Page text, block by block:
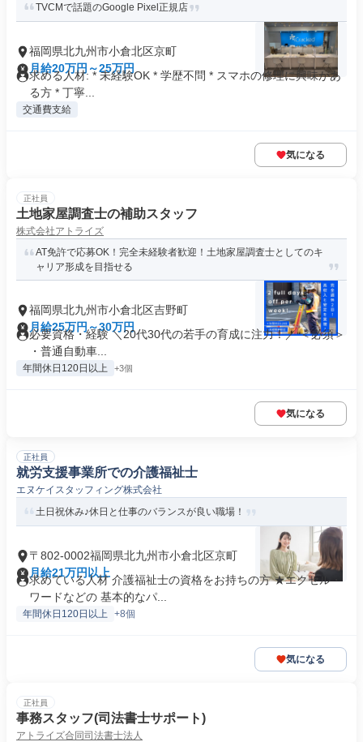
TVCMで話題のGoogle Pixel正規店
福岡県北九州市小倉北区京町
月給20万円～25万円
求める人材: * 未経験OK * 学歴不問 * スマホの修理に興味があ
る方 * 丁寧...
交通費支給
気になる
正社員
土地家屋調査士の補助スタッフ
株式会社アトライズ
AT免許で応募OK！完全未経験者歓迎！土地家屋調査士としてのキ
ャリア形成を目指せる
福岡県北九州市小倉北区吉野町
月給25万円～30万円
必要資格・経験 ＼20代30代の若手の育成に注力！／ ＜必須＞
・普通自動車...
年間休日120日以上 +3個
気になる
正社員
就労支援事業所での介護福祉士
エヌケイスタッフィング株式会社
土日祝休み♪休日と仕事のバランスが良い職場！
〒802-0002福岡県北九州市小倉北区京町
月給21万円以上
求めている人材 介護福祉士の資格をお持ちの方 ★エクセル・
ワードなどの 基本的なパ...
年間休日120日以上 +8個
気になる
正社員
事務スタッフ(司法書士サポート)
アトライズ合同司法書士法人